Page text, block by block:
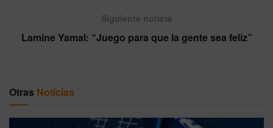
Siguiente noticia
Lamine Yamal: “Juego para que la gente sea feliz”
Otras Noticias